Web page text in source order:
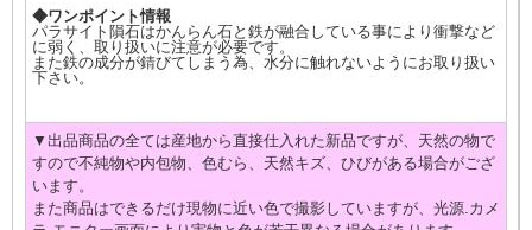
◆ワンポイント情報
パラサイト隕石はかんらん石と鉄が融合している事により衝撃など
に弱く、取り扱いに注意が必要です。
また鉄の成分が錆びてしまう為、水分に触れないようにお取り扱い
下さい。
▼出品商品の全ては産地から直接仕入れた新品ですが、天然の物で
すので不純物や内包物、色むら、天然キズ、ひびがある場合がござ
います。
また商品はできるだけ現物に近い色で撮影していますが、光源.カメ